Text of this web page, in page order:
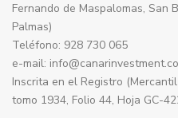
Fernando de Maspalomas, San
Palmas)
Teléfono: 928 730 065
e-mail:
Inscrita en el Registro
tomo 1934, Folio 44, Hoja GC-